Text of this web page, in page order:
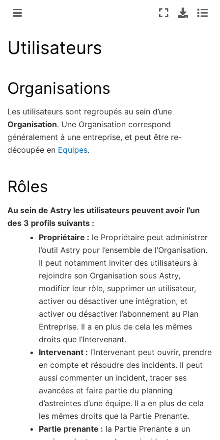
Utilisateurs
Organisations
Les utilisateurs sont regroupés au sein d’une
Organisation. Une Organisation correspond
généralement à une entreprise, et peut être re-
découpée en Equipes.
Rôles
Au sein de Astry les utilisateurs peuvent avoir l’un
des 3 profils suivants :
Propriétaire : le Propriétaire peut administrer
l’outil Astry pour l’ensemble de l’Organisation.
Il peut notamment inviter des utilisateurs à
rejoindre son Organisation sous Astry,
modifier leur rôle, supprimer un utilisateur,
activer ou désactiver une intégration, et
activer ou désactiver l’abonnement au Plan
Entreprise. Il a en plus de cela les mêmes
droits que l’Intervenant.
Intervenant : l’Intervenant peut ouvrir, prendre
en compte et résoudre des incidents. Il peut
aussi commenter un incident, tracer ses
avancées et faire partie du planning
d’astreintes d’une équipe. Il a en plus de cela
les mêmes droits que la Partie Prenante.
Partie prenante : la Partie Prenante a un